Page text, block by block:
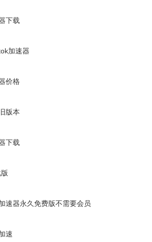
下载
加速器
价格
版本
下载
速器永久免费版不需要会员
速